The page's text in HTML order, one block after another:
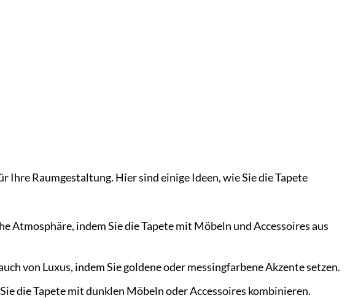
Raumgestaltung. Hier sind einige Ideen, wie Sie die Tapete
Atmosphäre, indem Sie die Tapete mit Möbeln und Accessoires aus
von Luxus, indem Sie goldene oder messingfarbene Akzente setzen.
die Tapete mit dunklen Möbeln oder Accessoires kombinieren.